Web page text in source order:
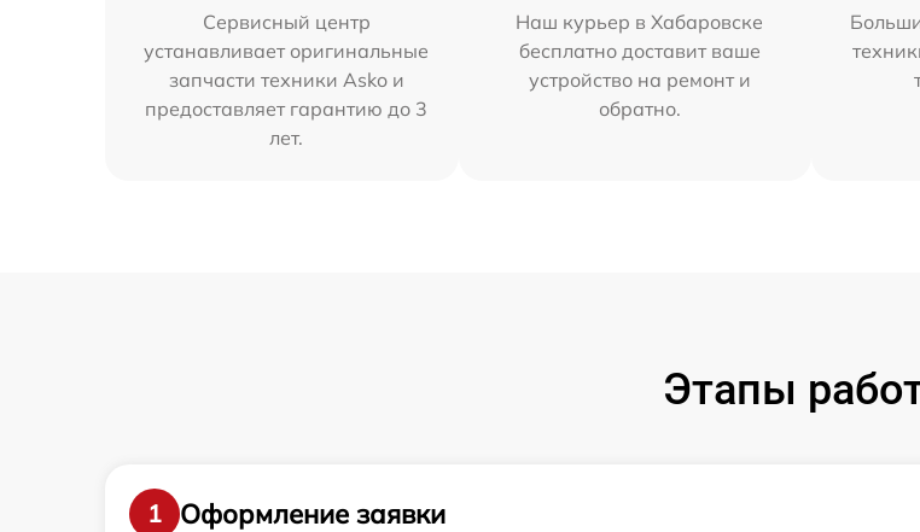
Сервисный центр
устанавливает оригинальные
запчасти техники Asko и
предоставляет гарантию до 3
лет.
Наш курьер в Хабаровске
бесплатно доставит ваше
устройство на ремонт и
обратно.
Этапы
1
Оформление заявки